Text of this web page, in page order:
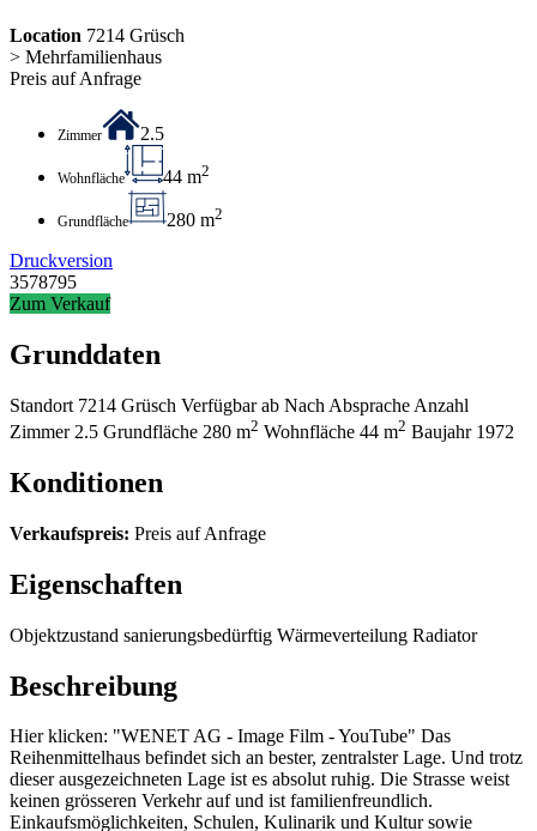
Location 7214 Grüsch
> Mehrfamilienhaus
Preis auf Anfrage
Zimmer 2.5
Wohnfläche 44 m2
Grundfläche 280 m2
Druckversion
3578795
Zum Verkauf
Grunddaten
Standort 7214 Grüsch Verfügbar ab Nach Absprache Anzahl
Zimmer 2.5 Grundfläche 280 m2 Wohnfläche 44 m2 Baujahr 1972
Konditionen
Verkaufspreis: Preis auf Anfrage
Eigenschaften
Objektzustand sanierungsbedürftig Wärmeverteilung Radiator
Beschreibung
Hier klicken: "WENET AG - Image Film - YouTube" Das
Reihenmittelhaus befindet sich an bester, zentralster Lage. Und trotz
dieser ausgezeichneten Lage ist es absolut ruhig. Die Strasse weist
keinen grösseren Verkehr auf und ist familienfreundlich.
Einkaufsmöglichkeiten, Schulen, Kulinarik und Kultur sowie